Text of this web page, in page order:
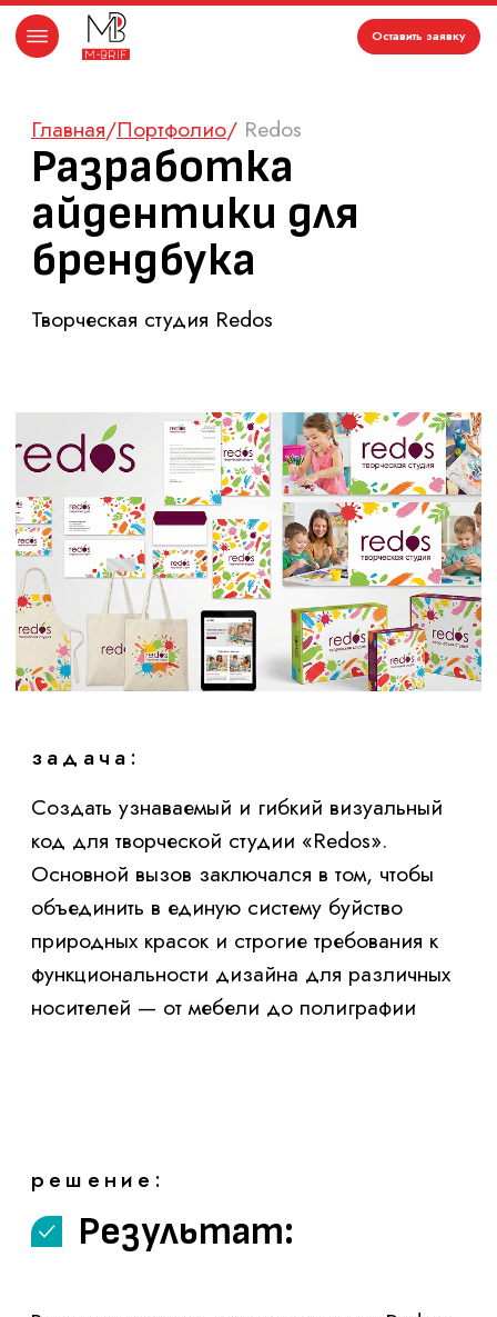
Разработка
айдентикидля
брендбука
Творческая студия Redos
Создать узнаваемый и гибкий визуальный
код для творческой студии «Redos».
Основной вызов заключался в том, чтобы
объединить в единую систему буйство
природных красок и строгие требования к
функциональности дизайна для различных
задача:
Результат:
Вместо статичного логотипа студия «Redos»
получила живую, дышащую систему.
Фирменный стиль меняется, растет и
адаптируется в зависимости от задачи, но
всегда остается узнаваемым. Мы создали
решение: